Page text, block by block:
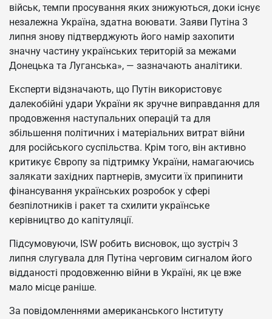
військ, темпи просування яких знижуються, доки існує
незалежна Україна, здатна воювати. Заяви Путіна 3
липня знову підтверджують його намір захопити
значну частину українських територій за межами
Донецька та Луганська», — зазначають аналітики.
Експерти відзначають, що Путін використовує
далекобійні удари України як зручне виправдання для
продовження наступальних операцій та для
збільшення політичних і матеріальних витрат війни
для російського суспільства. Крім того, він активно
критикує Європу за підтримку України, намагаючись
залякати західних партнерів, змусити їх припинити
фінансування українських розробок у сфері
безпілотників і ракет та схилити українське
керівництво до капітуляції.
Підсумовуючи, ISW робить висновок, що зустріч 3
липня слугувала для Путіна черговим сигналом його
відданості продовженню війни в Україні, як це вже
мало місце раніше.
За повідомленнями американського Інституту